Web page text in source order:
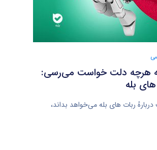
هرچه دلت خواست می‌رسی:
های بله
ربات های بله می‌‌خواهد بداند،